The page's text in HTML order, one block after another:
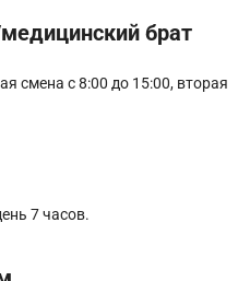
брат
смена с 8:00 до 15:00, вторая
7 часов.